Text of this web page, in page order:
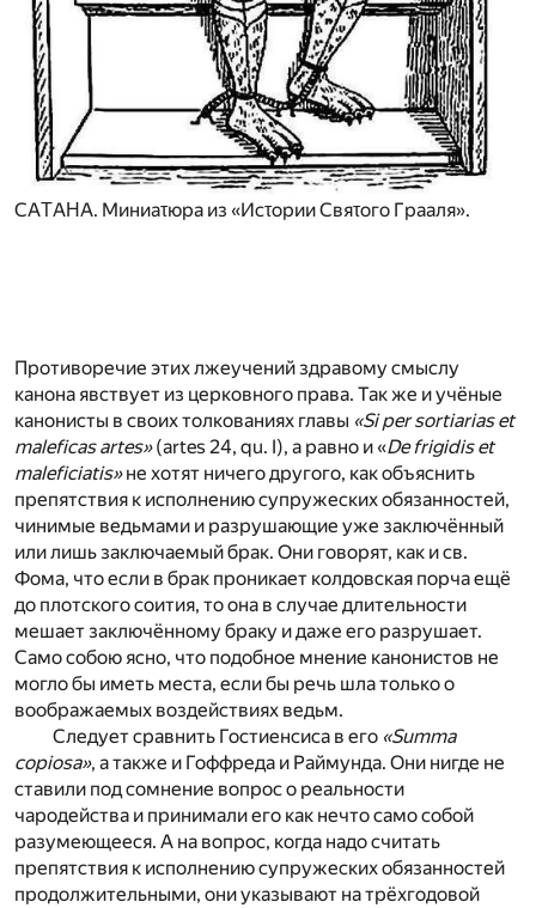
CAΤAΗA. Mиниaτюpa из «Иcτopии Cвяτoгo Гpaaля».
Противоречие этих лжеучений здравому смыслу
канона явствует из церковного права. Так же и учёные
канонисты в своих толкованиях главы «Si per sortiarias et
maleficas artes»(artes 24, qu. I), а равно и «De frigidis et
maleficiatis»не хотят ничего другого, как объяснить
препятствия к исполнению супружеских обязанностей,
чинимые ведьмами и разрушающие уже заключённый
или лишь заключаемый брак. Они говорят, как и св.
Фома, что если в брак проникает колдовская порча ещё
до плотского соития, то она в случае длительности
мешает заключённому браку и даже его разрушает.
Само собою ясно, что подобное мнение канонистов не
могло бы иметь места, если бы речь шла только о
воображаемых воздействиях ведьм.
Следует сравнить Гостиенсиса в его «Summa
copiosa», а также и Гоффреда и Раймунда. Они нигде не
ставили под сомнение вопрос о реальности
чародейства и принимали его как нечто само собой
разумеющееся. А на вопрос, когда надо считать
препятствия к исполнению супружеских обязанностей
продолжительными, они указывают на трёхгодовой